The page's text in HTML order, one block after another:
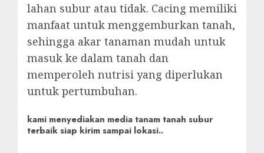
lahan subur atau tidak. Cacing memiliki
manfaat untuk menggemburkan tanah,
sehingga akar tanaman mudah untuk
masuk ke dalam tanah dan
memperoleh nutrisi yang diperlukan
untuk pertumbuhan.
kami menyediakan media tanam tanah subur
terbaik siap kirim sampai lokasi..